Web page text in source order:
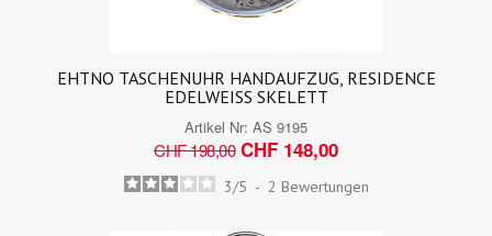
EHTNO TASCHENUHR HANDAUFZUG, RESIDENCE
EDELWEISS SKELETT
Artikel Nr: AS 9195
CHF 198,00 CHF 148,00
3/5 - 2 Bewertungen